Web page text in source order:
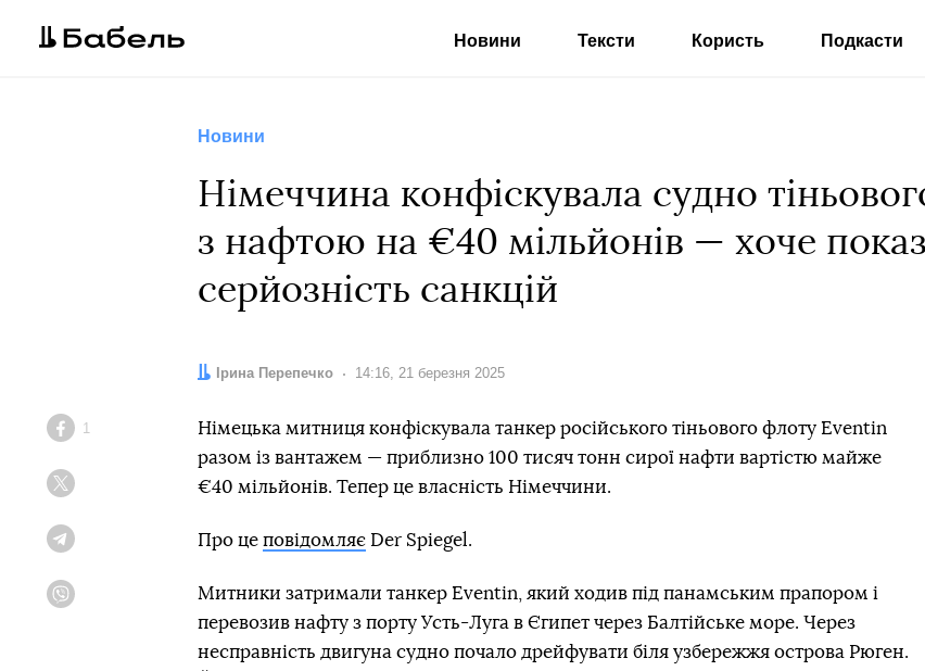
Новини Тексти Користь Подкасти
Новини
Німеччина конфіскувала судно
з нафтою на €40 мільйонів — хоче
серйозність санкцій
Автор:
Ірина Перепечко Дата:
14:16, 21 березня 2025
Facebook
1
Німецька митниця конфіскувала танкер російського тіньового флоту Eventin
разом із вантажем — приблизно 100 тисяч тонн сирої нафти вартістю майже
€40 мільйонів. Тепер це власність Німеччини.
Про це повідомляє Der Spiegel.
Митники затримали танкер Eventin, який ходив під панамським прапором і
перевозив нафту з порту Усть-Луга в Єгипет через Балтійське море. Через
несправність двигуна судно почало дрейфувати біля узбережжя острова Рюген.